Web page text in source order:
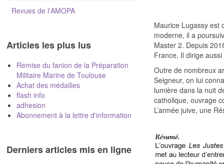
Maurice Lugassy est
moderne, il a
Master 2. Depuis
France. Il dirige aussi
Outre de nombreux
Seigneur, on lui
lumière dans la nuit
catholique, ouvrage
L’armée juive, une
Revues de l'AMOPA
Articles les plus lus
Remise du fanion de la Préparation
Militaire Marine de Toulouse
Achat des médailles
flash info
adhesion
Abonnement à la lettre d'information
Derniers articles mis en ligne